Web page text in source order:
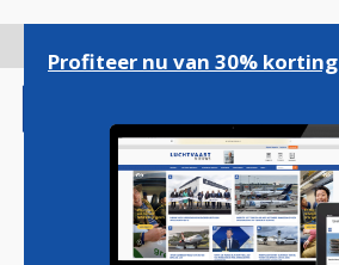
gaan
Profiteer nu van 30% korting